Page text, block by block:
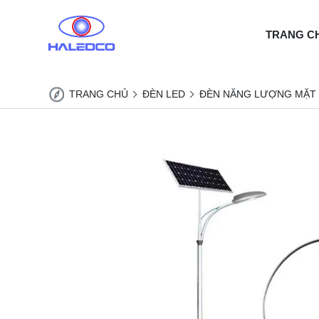
TRANG
TRANG CHỦ ĐÈN LED ĐÈN NĂNG LƯỢNG MẶT